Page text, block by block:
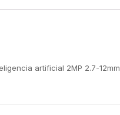
artificial 2MP 2.7-12mm